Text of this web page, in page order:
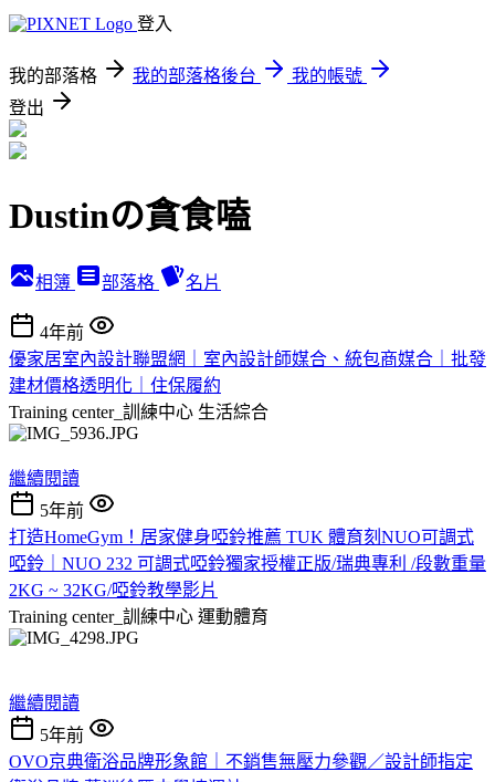
登入
我的部落格 我的部落格後台
我的帳號
登出
Dustinの貪食嗑
相簿 部落格 名片
4年前
優家居室內設計聯盟網｜室內設計師媒合、統包商媒合｜批發
建材價格透明化｜住保履約
Training center_訓練中心 生活綜合
繼續閱讀
5年前
打造HomeGym！居家健身啞鈴推薦 TUK 體育刻NUO可調式
啞鈴｜NUO 232 可調式啞鈴獨家授權正版/瑞典專利 /段數重量
2KG ~ 32KG/啞鈴教學影片
Training center_訓練中心 運動體育
繼續閱讀
5年前
OVO京典衛浴品牌形象館｜不銷售無壓力參觀／設計師指定